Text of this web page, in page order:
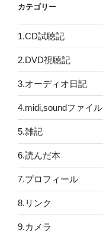
カテゴリー
1.CD試聴記
2.DVD視聴記
3.オーディオ日記
4.midi,soundファイル
5.雑記
6.読んだ本
7.プロフィール
8.リンク
9.カメラ